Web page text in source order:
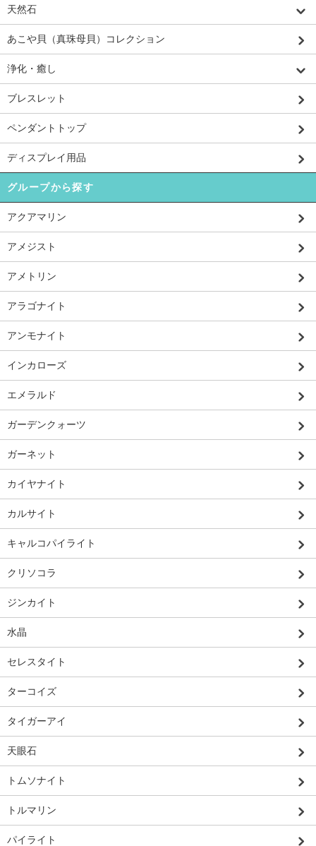
天然石
あこや貝（真珠母貝）コレクション
浄化・癒し
ブレスレット
ペンダントトップ
ディスプレイ用品
グループから探す
アクアマリン
アメジスト
アメトリン
アラゴナイト
アンモナイト
インカローズ
エメラルド
ガーデンクォーツ
ガーネット
カイヤナイト
カルサイト
キャルコパイライト
クリソコラ
ジンカイト
水晶
セレスタイト
ターコイズ
タイガーアイ
天眼石
トムソナイト
トルマリン
パイライト